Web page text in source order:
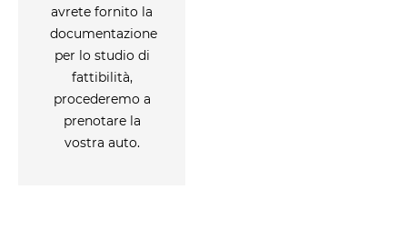
avrete fornito la
documentazione
per lo studio di
fattibilità,
procederemo a
prenotare la
vostra auto.